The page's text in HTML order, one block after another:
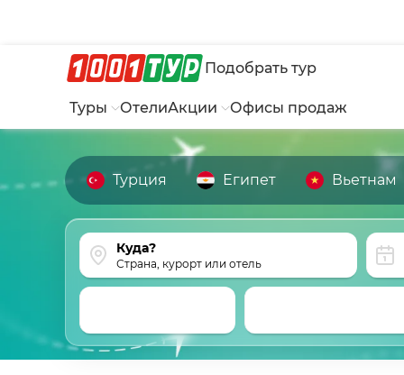
Подобрать тур
Туры ОтелиАкции Офисы продаж
Турция Египет Вьетнам
Страна, курорт или отель